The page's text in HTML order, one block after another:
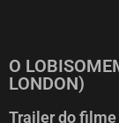
O
LONDON)
Trailer do filme